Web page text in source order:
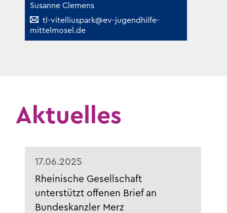
Susanne Clemens
tl-vitelliuspark@ev-jugendhilfe-
mittelmosel.de
Aktuelles
17.06.2025
Rheinische Gesellschaft
unterstützt offenen Brief an
Bundeskanzler Merz